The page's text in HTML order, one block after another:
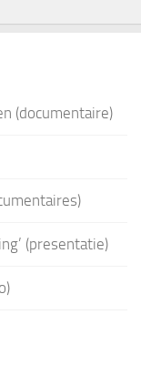
(documentaire)
(presentatie)